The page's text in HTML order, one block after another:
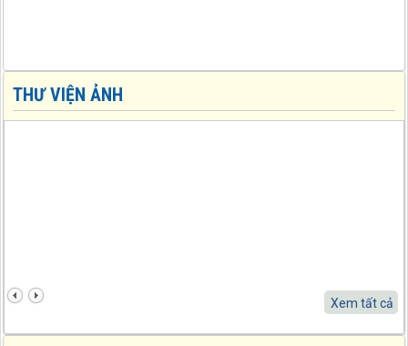
MTTQ tỉnh Tuyên Quang Hướng dẫn tổ chức Đại hội đại biểu Mặt
trận Tổ quốc Việt Nam cấp xã, nhiệm kỳ 2025 - 2030
Hướng dẫn số: 06/HD-MTTQ-BTT ngày 10/09/2025 của Uỷ ban
tập, thực hành tư tưởng, đạo đức, phương pháp, phong cách Hồ
THƯ VIỆN ẢNH
Xem tất cả